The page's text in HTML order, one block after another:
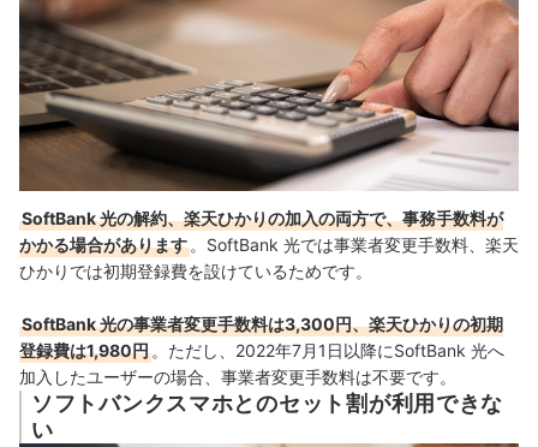
SoftBank 光の解約、楽天ひかりの加入の両方で、事務手数料が
かかる場合があります 。SoftBank 光では事業者変更手数料、楽天
ひかりでは初期登録費を設けているためです。
SoftBank 光の事業者変更手数料は3,300円、楽天ひかりの初期
登録費は1,980円 。ただし、2022年7月1日以降にSoftBank 光へ
加入したユーザーの場合、事業者変更手数料は不要です。
ソフトバンクスマホとのセット割が利用できな
い